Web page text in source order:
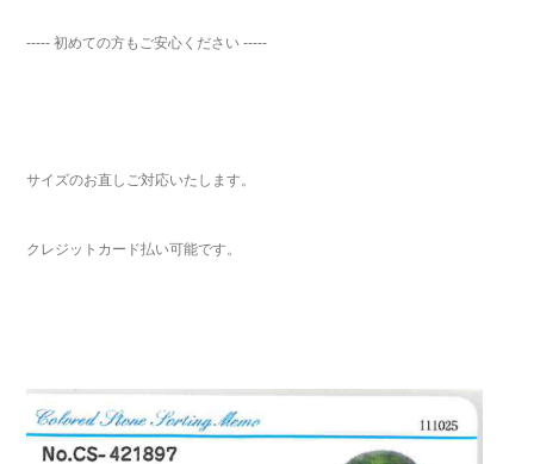
----- 初めての方もご安心ください -----
サイズのお直しご対応いたします。
クレジットカード払い可能です。